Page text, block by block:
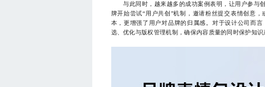
与此同时，越来越多的成功案例表明，让用户参与
牌开始尝试“用户共创”机制，邀请粉丝提交表情创意
本，更增强了用户对品牌的归属感。对于设计公司而
选、优化与版权管理机制，确保内容质量的同时保护知识